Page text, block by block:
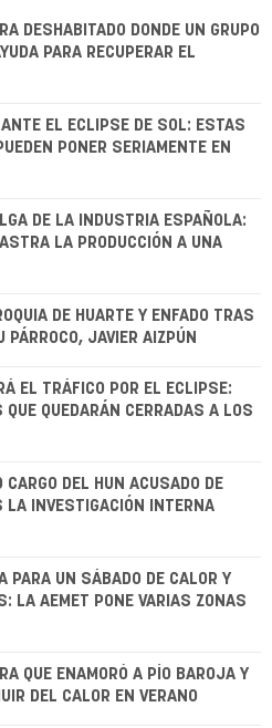
DESHABITADO DONDE UN GRUPO
PARA RECUPERAR EL
EL ECLIPSE DE SOL: ESTAS
PONER SERIAMENTE EN
DE LA INDUSTRIA ESPAÑOLA:
LA PRODUCCIÓN A UNA
DE HUARTE Y ENFADO TRAS
JAVIER AIZPÚN
EL TRÁFICO POR EL ECLIPSE:
QUEDARÁN CERRADAS A LOS
DEL HUN ACUSADO DE
LA INVESTIGACIÓN INTERNA
PARA UN SÁBADO DE CALOR Y
LA AEMET PONE VARIAS ZONAS
QUE ENAMORÓ A PÍO BAROJA Y
DEL CALOR EN VERANO